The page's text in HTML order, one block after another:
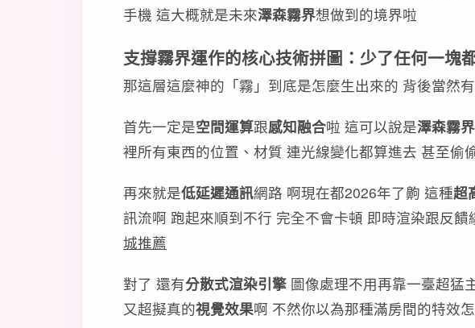
手機 這大概就是未來澤森霧界想做到的境界啦
支撐霧界運作的核心技術拼圖：少了任何一塊
那這層這麼神的「霧」到底是怎麼生出來的 背後當然
首先一定是空間運算跟感知融合啦 這可以說是澤森霧界
裡所有東西的位置、材質 連光線變化都算進去 甚至
再來就是低延遲通訊網路 啊現在都2026年了齁 這種超
訊流啊 跑起來順到不行 完全不會卡頓 即時渲染跟反
城推薦
對了 還有分散式渲染引擎 圖像處理不用再靠一臺超猛
又超擬真的視覺效果啊 不然你以為那種滿房間的特效